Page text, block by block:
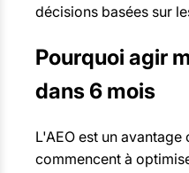
décisions basées sur
Pourquoi agir
dans 6 mois
L'AEO est un
commencent à